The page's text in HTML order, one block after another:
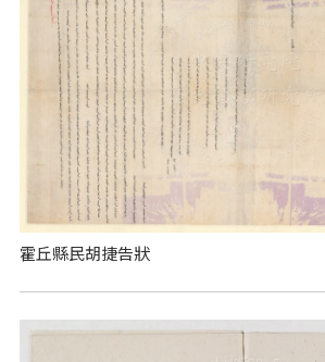
霍丘縣民胡捷告狀